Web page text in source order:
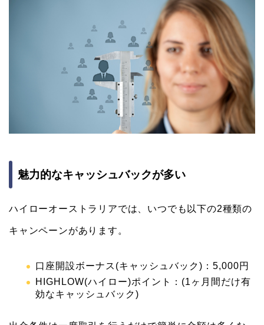
魅力的なキャッシュバックが多い
ハイローオーストラリアでは、いつでも以下の2種類の
キャンペーンがあります。
口座開設ボーナス(キャッシュバック)：5,000円
HIGHLOW(ハイロー)ポイント：(1ヶ月間だけ有
効なキャッシュバック)